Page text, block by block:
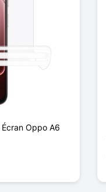
Oppo A6